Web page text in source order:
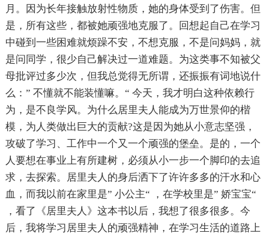
月。因为长年接触放射性物质，她的身体受到了伤害。但
是，所有这些，都被她顽强地克服了。回想起自己在学习
中碰到一些困难就烦躁不安，不想克服，不是问妈妈，就
是问同学，很少自己解决过一道难题。为这类事不知被父
母批评过多少次，但我总觉得无所谓，还振振有词地说什
么：” 不懂就不能装懂嘛。“ 今天，我才明白这种依赖行
为，是不良学风。为什么居里夫人能成为万世景仰的楷
模，为人类做出巨大的贡献?这是因为她从小意志坚强，
攻破了学习、工作中一个又一个顽强的堡垒。是的，一个
人要想在事业上有所建树，必须从小一步一个脚印的去追
求，去探索。居里夫人的身后洒下了许许多多的汗水和心
血，而我以前在家里是” 小公主“ ，在学校里是” 娇宝宝“
，看了《居里夫人》这本书以后，我想了很多很多。今
后，我将学习居里夫人的顽强精神，在学习生活的道路上